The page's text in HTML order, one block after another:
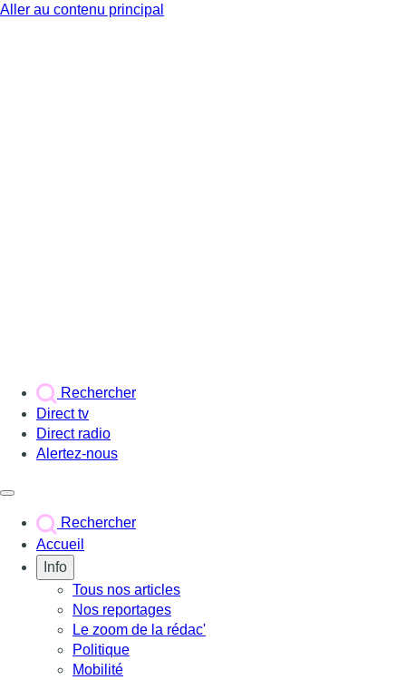
Aller au contenu principal
Rechercher
Direct tv
Direct radio
Alertez-nous
Rechercher
Accueil
Info
Tous nos articles
Nos reportages
Le zoom de la rédac'
Politique
Mobilité